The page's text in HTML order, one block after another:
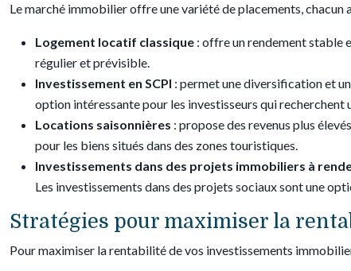
Le marché immobilier offre une variété de placements, chacun
Logement locatif classique : offre un rendement stable
régulier et prévisible.
Investissement en SCPI : permet une diversification et
option intéressante pour les investisseurs qui
Locations saisonnières : propose des revenus plus
pour les biens situés dans des zones touristiques.
Investissements dans des projets immobiliers à
Les investissements dans des projets sociaux sont une
Stratégies pour maximiser la
Pour maximiser la rentabilité de vos investissements